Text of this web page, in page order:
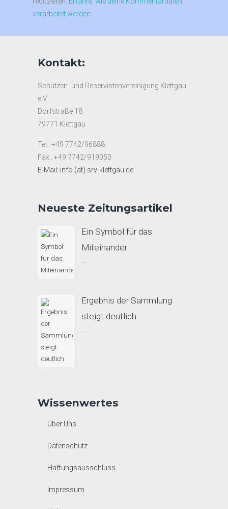
verarbeitet werden.
Kontakt:
Schützen- und Reservistenvereinigung Klettgau
e.V.
Dorfstraße 18
79771 Klettgau
Tel.: +49 7742/96888
Fax.: +49 7742/919050
E-Mail: info (at) srv-klettgau.de
Neueste Zeitungsartikel
Ein Symbol für das
Miteinander
...
Ergebnis der Sammlung
steigt deutlich
...
Wissenwertes
Über Uns
Datenschutz
Haftungsausschluss
Impressum